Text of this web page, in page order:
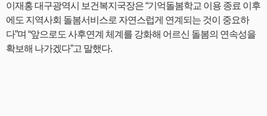
이재홍 대구광역시 보건복지국장은 “기억돌봄학교 이용 종료 이후
에도 지역사회 돌봄서비스로 자연스럽게 연계되는 것이 중요하
다”며 “앞으로도 사후연계 체계를 강화해 어르신 돌봄의 연속성을
확보해 나가겠다”고 말했다.